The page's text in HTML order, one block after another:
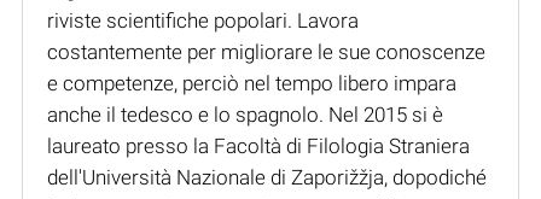
riviste scientifiche popolari. Lavora
costantemente per migliorare le sue conoscenze
e competenze, perciò nel tempo libero impara
anche il tedesco e lo spagnolo. Nel 2015 si è
laureato presso la Facoltà di Filologia Straniera
dell'Università Nazionale di Zaporižžja, dopodiché